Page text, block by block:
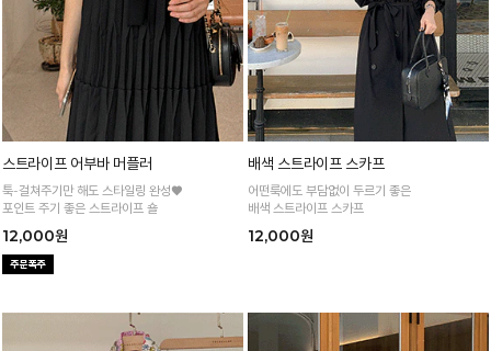
스트라이프 어부바 머플러
툭-걸쳐주기만 해도 스타일링 완성♥
포인트 주기 좋은 스트라이프 숄
12,000원
배색 스트라이프 스카프
어떤룩에도 부담없이 두르기 좋은
배색 스트라이프 스카프
12,000원